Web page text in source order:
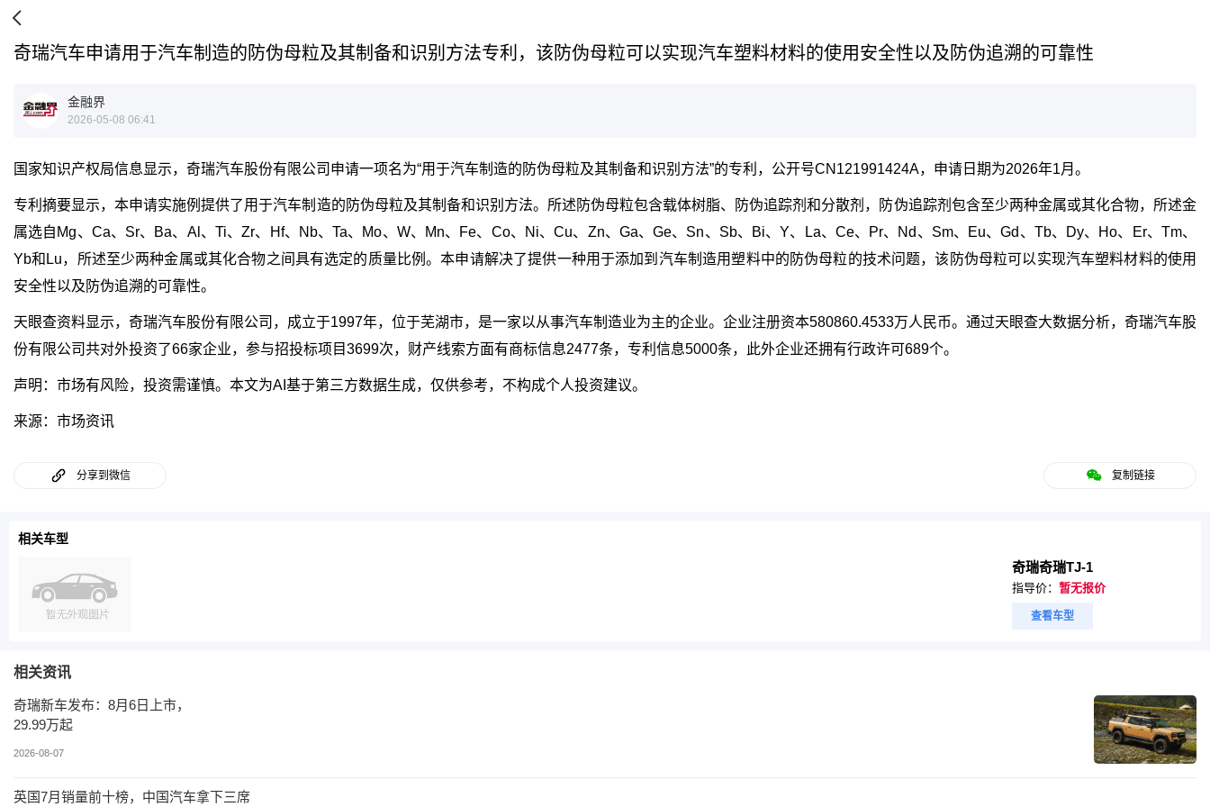
奇瑞汽车申请用于汽车制造的防伪母粒及其制备和识别方法专利，该防伪母粒可以实现汽车塑料材料的使用安全性以及防伪追溯的可靠性
金融界
2026-05-08 06:41
国家知识产权局信息显示，奇瑞汽车股份有限公司申请一项名为“用于汽车制造的防伪母粒及其制备和识别方法”的专利，公开号CN121991424A，申请日期为2026年1月。
专利摘要显示，本申请实施例提供了用于汽车制造的防伪母粒及其制备和识别方法。所述防伪母粒包含载体树脂、防伪追踪剂和分散剂，防伪追踪剂包含至少两种金属或其化合物，所述金
属选自Mg、Ca、Sr、Ba、Al、Ti、Zr、Hf、Nb、Ta、Mo、W、Mn、Fe、Co、Ni、Cu、Zn、Ga、Ge、Sn、Sb、Bi、Y、La、Ce、Pr、Nd、Sm、Eu、Gd、Tb、Dy、Ho、Er、Tm、
Yb和Lu，所述至少两种金属或其化合物之间具有选定的质量比例。本申请解决了提供一种用于添加到汽车制造用塑料中的防伪母粒的技术问题，该防伪母粒可以实现汽车塑料材料的使用
安全性以及防伪追溯的可靠性。
天眼查资料显示，奇瑞汽车股份有限公司，成立于1997年，位于芜湖市，是一家以从事汽车制造业为主的企业。企业注册资本580860.4533万人民币。通过天眼查大数据分析，奇瑞汽车股
份有限公司共对外投资了66家企业，参与招投标项目3699次，财产线索方面有商标信息2477条，专利信息5000条，此外企业还拥有行政许可689个。
声明：市场有风险，投资需谨慎。本文为AI基于第三方数据生成，仅供参考，不构成个人投资建议。
来源：市场资讯
分享到微信 复制链接
相关车型
奇瑞奇瑞TJ-1
指导价： 暂无报价
查看车型
相关资讯
奇瑞新车发布：8月6日上市，
29.99万起
2026-08-07
英国7月销量前十榜，中国汽车拿下三席